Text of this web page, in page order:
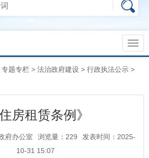
专题专栏 > 法治政府建设 > 行政执法公示 >
住房租赁条例》
府办公室 浏览量： 229
发表时间：2025-
10-31 15:07